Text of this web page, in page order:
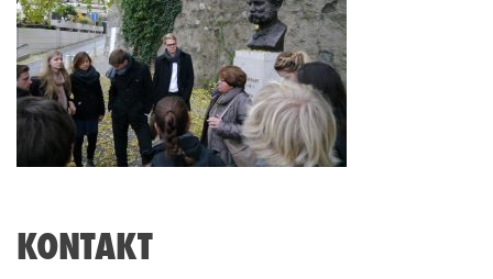
KONTAKT